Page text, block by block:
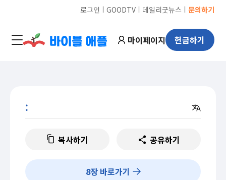
로그인 ㅣ GOODTVㅣ 데일리굿뉴스 ㅣ 문의하기
마이페이지 헌금하기
:
복사하기 공유하기
8장 바로가기